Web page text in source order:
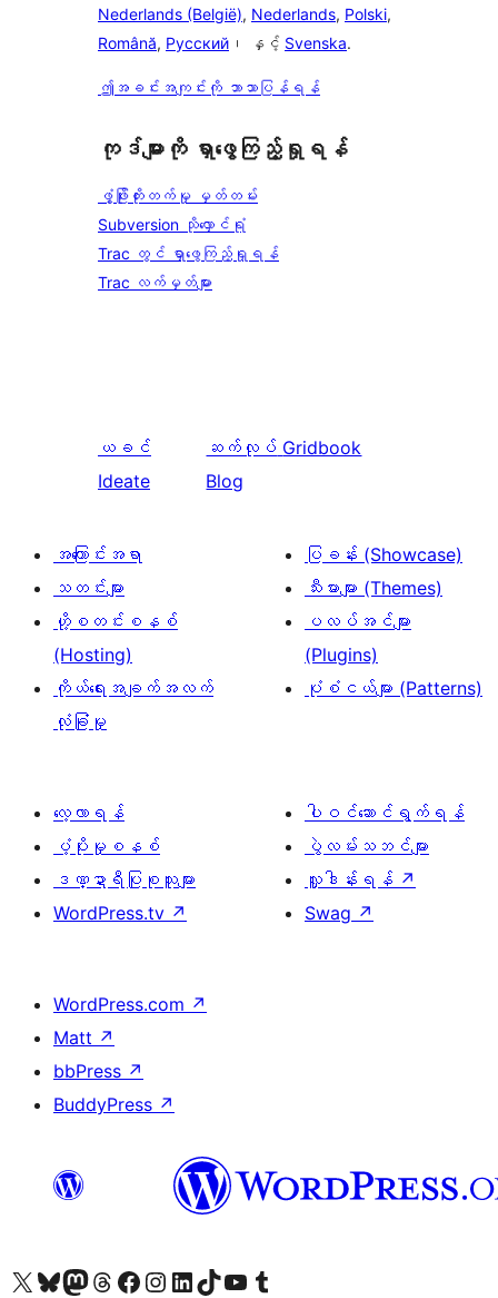
Nederlands (België), Nederlands, Polski,
Română, Русский ၊ နှင့် Svenska.
ဤအခင်းအကျင်းကို ဘာသာပြန်ရန်
ကုဒ်များကို ရှာဖွေကြည့်ရှုရန်
ဖွံ့ဖြိုးတိုးတက်မှု မှတ်တမ်း
Subversion သိုလှောင်ရုံ
Trac တွင် ရှာဖွေကြည့်ရှုရန်
Trac လက်မှတ်များ
ယခင်
Ideate
ဆက်လုပ် Gridbook
Blog
အကြောင်းအရာ
သတင်းများ
ဟို့စတင်းစနစ်
(Hosting)
ကိုယ်ရေးအချက်အလက်
လုံခြုံမှု
ပြခန်း (Showcase)
သီးမားများ (Themes)
ပလပ်အင်များ
(Plugins)
ပုံစံငယ်များ (Patterns)
လေ့လာရန်
ပံ့ပိုးမှုစနစ်
ဒဏ္ဍာရီပြုစုသူများ
WordPress.tv ↗
ပါဝင်ဆောင်ရွက်ရန်
ပွဲလမ်းသဘင်များ
လှူဒါန်းရန် ↗
Swag ↗
WordPress.com ↗
Matt ↗
bbPress ↗
BuddyPress ↗
ကျွန်ုပ်တို့၏ X (ယခင် Twitter) အကောင့်သို့ သွားရောက်ကြည့်ရှုပါကျွန်ုပ်တို့၏ Bluesky အကောင့်သို့ ဝင်ရောက်ကြည့်ရှုရန်
ကျွန်ုပ်တို့၏ Mastodon အကောင့်သို့ သွားရောက်ကြည့်ရှုပါကျွန်ုပ်တို့၏ Threads အကောင့်သို့ ဝင်ရောက်ကြည့်ရှုရန်
ကျွန်ုပ်တို့၏ Facebook စာမျက်နှာသို့ သွားရောက်ကြည့်ရှုပါကျွန်ုပ်တို့၏ Instagram အကောင့်သို့ သွားရောက်ကြည့်ရှုပါ ကျွန်ုပ်တို့၏ LinkedIn အကောင့်သို့ သွားရောက်ကြည့်ရှုပါကျွန်ုပ်တို့၏ TikTok အကောင့်သို့ ဝင်ရောက်ကြည့်ရှုရန်
ကျွန်ုပ်တို့၏ YouTube ချန်နယ်သို့ သွားရောက်ကြည့်ရှုပါ ကျွန်ုပ်တို့၏ Tumblr အကောင့်သို့ ဝင်ရောက်ကြည့်ရှုရန်